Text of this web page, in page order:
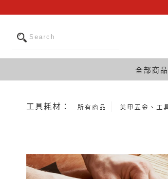
全部商
工具耗材： 所有商品 美甲五金、工